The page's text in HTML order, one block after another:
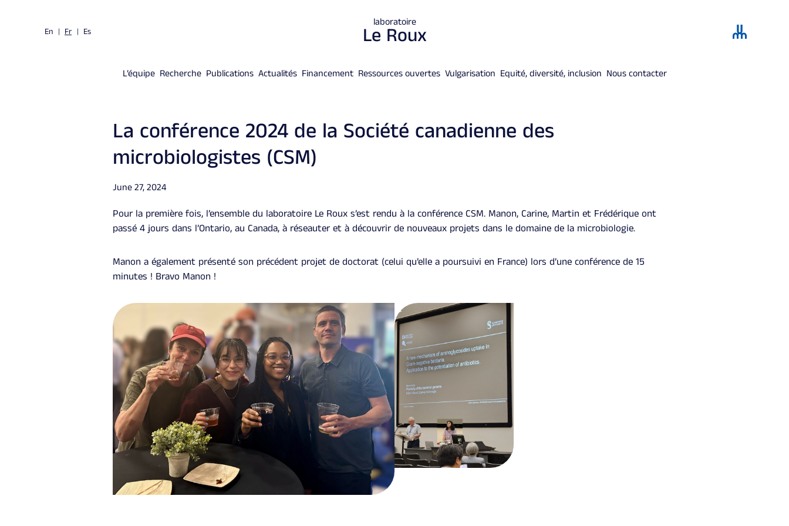
En Fr Es
laboratoire
Le Roux
L’équipe Recherche Publications Actualités Financement Ressources ouvertes Vulgarisation Equité, diversité, inclusion Nous contacter
La conférence 2024 de la Société canadienne des
microbiologistes (CSM)
Posted on
June 27, 2024
Pour la première fois, l’ensemble du laboratoire Le Roux s’est rendu à la conférence CSM. Manon, Carine, Martin et Frédérique ont
passé 4 jours dans l’Ontario, au Canada, à réseauter et à découvrir de nouveaux projets dans le domaine de la microbiologie.
Manon a également présenté son précédent projet de doctorat (celui qu’elle a poursuivi en France) lors d’une conférence de 15
minutes ! Bravo Manon !